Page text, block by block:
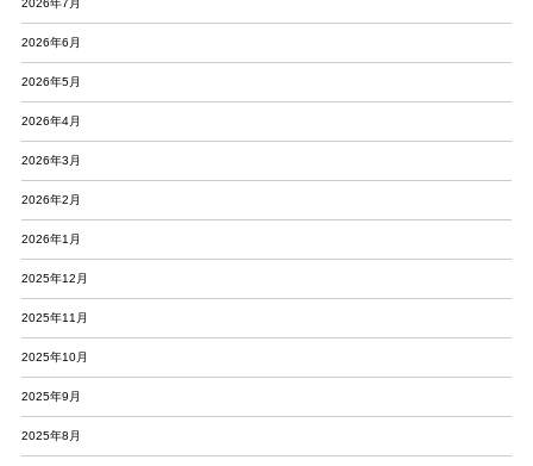
2026年6月
2026年5月
2026年4月
2026年3月
2026年2月
2026年1月
2025年12月
2025年11月
2025年10月
2025年9月
2025年8月